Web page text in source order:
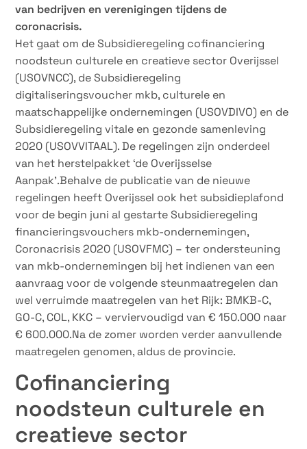
van bedrijven en verenigingen tijdens de
coronacrisis.
Het gaat om de Subsidieregeling cofinanciering
noodsteun culturele en creatieve sector Overijssel
(USOVNCC), de Subsidieregeling
digitaliseringsvoucher mkb, culturele en
maatschappelijke ondernemingen (USOVDIVO) en de
Subsidieregeling vitale en gezonde samenleving
2020 (USOVVITAAL). De regelingen zijn onderdeel
van het herstelpakket ‘de Overijsselse
Aanpak’.Behalve de publicatie van de nieuwe
regelingen heeft Overijssel ook het subsidieplafond
voor de begin juni al gestarte Subsidieregeling
financieringsvouchers mkb-ondernemingen,
Coronacrisis 2020 (USOVFMC) – ter ondersteuning
van mkb-ondernemingen bij het indienen van een
aanvraag voor de volgende steunmaatregelen dan
wel verruimde maatregelen van het Rijk: BMKB-C,
GO-C, COL, KKC – verviervoudigd van € 150.000 naar
€ 600.000.Na de zomer worden verder aanvullende
maatregelen genomen, aldus de provincie.
Cofinanciering
noodsteun culturele en
creatieve sector